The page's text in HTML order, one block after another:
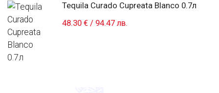
Tequila Curado Cupreata Blanco 0.7л
48.30 € / 94.47 лв.